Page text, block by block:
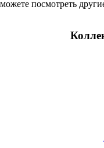
можете посмотреть